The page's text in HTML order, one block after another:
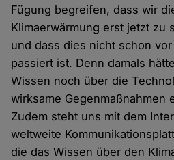
Fügung begreifen, dass wir
Klimaerwärmung erst jetzt zu
und dass dies nicht schon
passiert ist. Denn damals
Wissen noch über die
wirksame Gegenmaßnahmen
Zudem steht uns mit dem
weltweite
die das Wissen über den